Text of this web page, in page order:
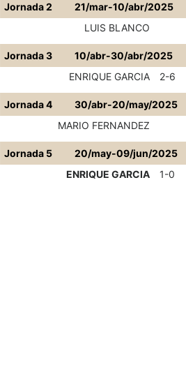
Jornada 2
21/mar-10/abr/2025
LUIS BLANCO
Jornada 3
10/abr-30/abr/2025
ENRIQUE GARCIA
2-6
Jornada 4
30/abr-20/may/2025
MARIO FERNANDEZ
Jornada 5
20/may-09/jun/2025
ENRIQUE GARCIA
1-0